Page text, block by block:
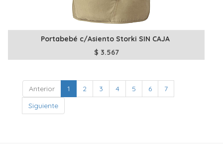
Portabebé c/Asiento Storki SIN CAJA
$ 3.567
Anterior 1 2 3 4 5 6
7
Siguiente